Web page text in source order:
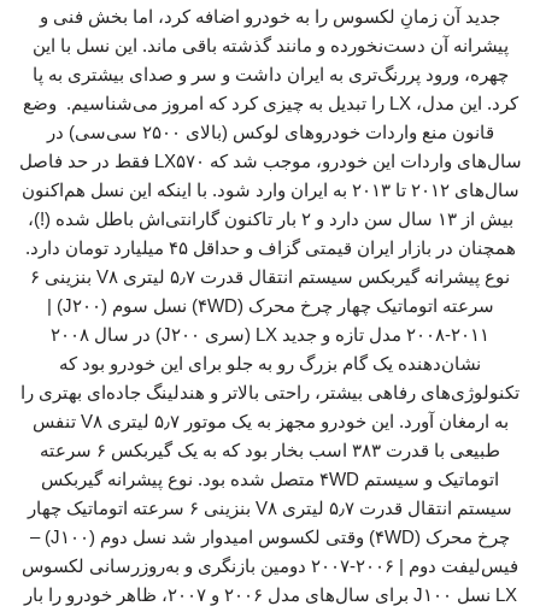
جدید آن زمانِ لکسوس را به خودرو اضافه کرد، اما بخش فنی و
پیشرانه آن دست‌نخورده و مانند گذشته باقی ماند. این نسل با این
چهره، ورود پررنگ‌تری به ایران داشت و سر و صدای بیشتری به پا
کرد. این مدل، LX را تبدیل به چیزی کرد که امروز می‌شناسیم. وضع
قانون منع واردات خودروهای لوکس (بالای ۲۵۰۰ سی‌سی) در
سال‌های واردات این خودرو، موجب شد که LX۵۷۰ فقط در حد فاصل
سال‌های ۲۰۱۲ تا ۲۰۱۳ به ایران وارد شود. با اینکه این نسل هم‌اکنون
بیش از ۱۳ سال سن دارد و ۲ بار تاکنون گارانتی‌اش باطل شده (!)،
همچنان در بازار ایران قیمتی گزاف و حداقل ۴۵ میلیارد تومان دارد.
نوع پیشرانه گیربکس سیستم انتقال قدرت ۵٫۷ لیتری V۸ بنزینی ۶
سرعته اتوماتیک چهار چرخ محرک (۴WD) نسل سوم (J۲۰۰) |
۲۰۰۸-۲۰۱۱ مدل تازه و جدید LX (سری J۲۰۰) در سال ۲۰۰۸
نشان‌دهنده یک گام بزرگ رو به جلو برای این خودرو بود که
تکنولوژی‌های رفاهی بیشتر، راحتی بالاتر و هندلینگ جاده‌ای بهتری را
به ارمغان آورد. این خودرو مجهز به یک موتور ۵٫۷ لیتری V۸ تنفس
طبیعی با قدرت ۳۸۳ اسب بخار بود که به یک گیربکس ۶ سرعته
اتوماتیک و سیستم ۴WD متصل شده بود. نوع پیشرانه گیربکس
سیستم انتقال قدرت ۵٫۷ لیتری V۸ بنزینی ۶ سرعته اتوماتیک چهار
چرخ محرک (۴WD) وقتی لکسوس امیدوار شد نسل دوم (J۱۰۰) –
فیس‌لیفت دوم | ۲۰۰۶-۲۰۰۷ دومین بازنگری و به‌روزرسانی لکسوس
LX نسل J۱۰۰ برای سال‌های مدل ۲۰۰۶ و ۲۰۰۷، ظاهر خودرو را بار